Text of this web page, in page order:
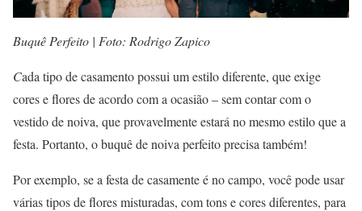
Buquê Perfeito | Foto: Rodrigo Zapico
Cada tipo de casamento possui um estilo diferente, que exige
cores e flores de acordo com a ocasião – sem contar com o
vestido de noiva, que provavelmente estará no mesmo estilo que a
festa. Portanto, o buquê de noiva perfeito precisa também!
Por exemplo, se a festa de casamente é no campo, você pode usar
várias tipos de flores misturadas, com tons e cores diferentes, para